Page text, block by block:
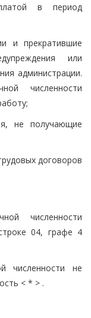
в период
и прекратившие
или
администрации.
численности
не получающие
договоров
численности
04, графе 4
численности не
< * > .